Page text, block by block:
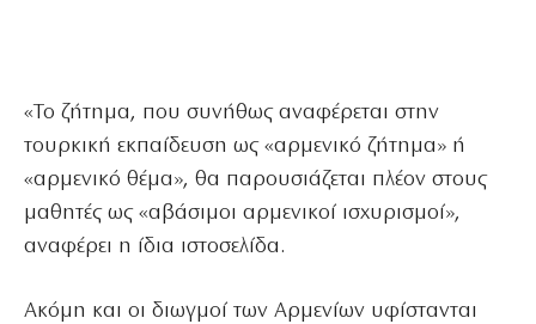
«Το ζήτημα, που συνήθως αναφέρεται στην
τουρκική εκπαίδευση ως «αρμενικό ζήτημα» ή
«αρμενικό θέμα», θα παρουσιάζεται πλέον στους
μαθητές ως «αβάσιμοι αρμενικοί ισχυρισμοί»,
αναφέρει η ίδια ιστοσελίδα.
Ακόμη και οι διωγμοί των Αρμενίων υφίστανται